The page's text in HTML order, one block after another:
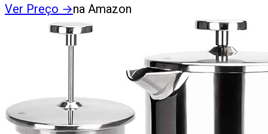
Ver Preço →na Amazon